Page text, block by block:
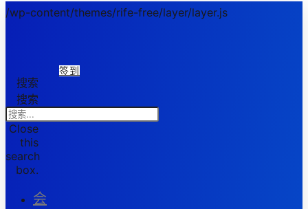
/wp-content/themes/rife-free/layer/layer.js
签到
搜索
搜索
Close
this
search
box.
会